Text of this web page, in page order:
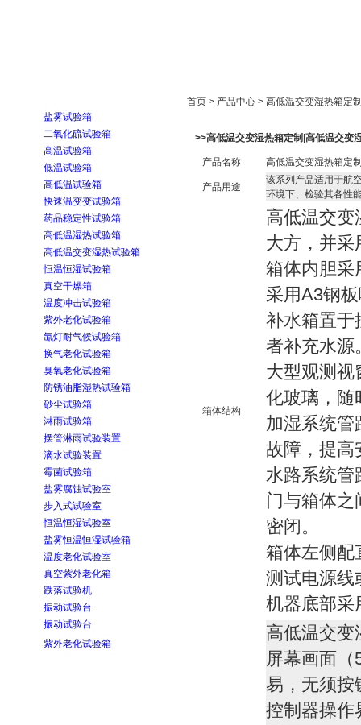
盐雾试验箱
二氧化硫试验箱
高温试验箱
低温试验箱
高低温试验箱
快速温变变试验箱
药品稳定性试验箱
高低温湿热试验箱
高低温交变湿热试验箱
恒温恒湿试验箱
真空干燥箱
温度冲击试验箱
紫外老化试验箱
氙灯耐气候试验箱
换气老化试验箱
臭氧老化试验箱
防锈油脂湿热试验箱
砂尘试验箱
淋雨试验箱
摆管淋雨试验装置
滴水试验装置
霉菌试验箱
盐雾腐蚀试验室
步入式试验室
恒温恒湿试验室
盐雾恒温恒湿试验箱
温度老化试验室
真空紫外老化箱
跌落试验机
振动试验台
振动试验台
紫外老化试验箱
首页 > 产品中心 > 高低温交变湿热箱定
>>高低温交变湿热箱定制|高低温交变
产品名称 高低温交变湿热箱定
产品用途
该系列产品适用于航
环境下、检验其各性
箱体结构
高低温交变
大方，并采
箱体内胆采
采用A3钢
补水箱置于
者补充水源
大型观测视
化玻璃，随
加湿系统管
故障，提高
水路系统管
门与箱体
密闭。
箱体左侧配
测试电源线
机器底部采
高低温交变
屏幕画面
易，无须按
控制器操作